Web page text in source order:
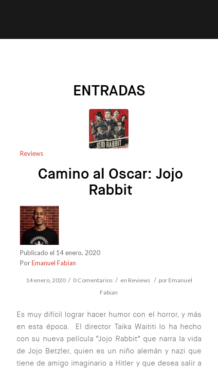
ENTRADAS
Reviews
Camino al Oscar: Jojo
Rabbit
Publicado el 14 enero, 2020
PorEmanuel Fabian
14 enero, 2020 / 0 Comentarios / en Reviews / por Emanuel
Fabian
Es muy difícil lograr hacer humor con el horror, y más
en esta época. El director Taika Waititi lo ha hecho
con su nueva película “Jojo Rabbit” que narra la vida
de Jojo Betzler, quien es un niño alemán y nazi que
tiene de amigo imaginario a Hitler y que desea salir a